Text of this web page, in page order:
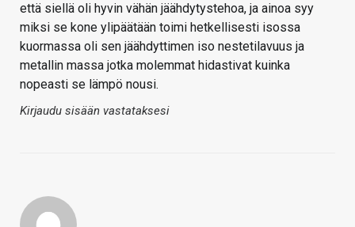
että siellä oli hyvin vähän jäähdytystehoa, ja ainoa syy
miksi se kone ylipäätään toimi hetkellisesti isossa
kuormassa oli sen jäähdyttimen iso nestetilavuus ja
metallin massa jotka molemmat hidastivat kuinka
nopeasti se lämpö nousi.
Kirjaudu sisään vastataksesi